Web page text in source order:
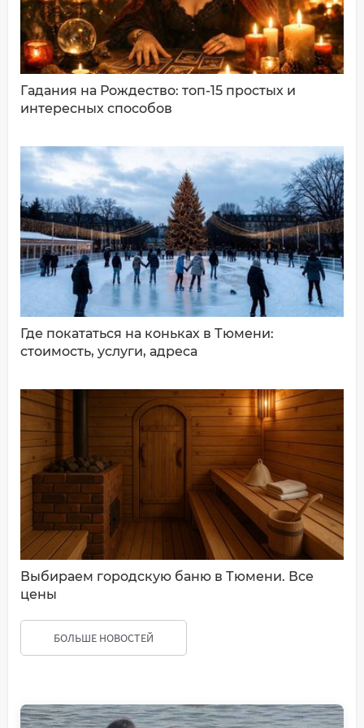
ДОБАВИТЬ КОММЕНТАРИЙ
Гадания на Рождество: топ-15 простых и
интересных способов
Где покататься на коньках в Тюмени:
стоимость, услуги, адреса
Выбираем городскую баню в Тюмени. Все
цены
БОЛЬШЕ НОВОСТЕЙ